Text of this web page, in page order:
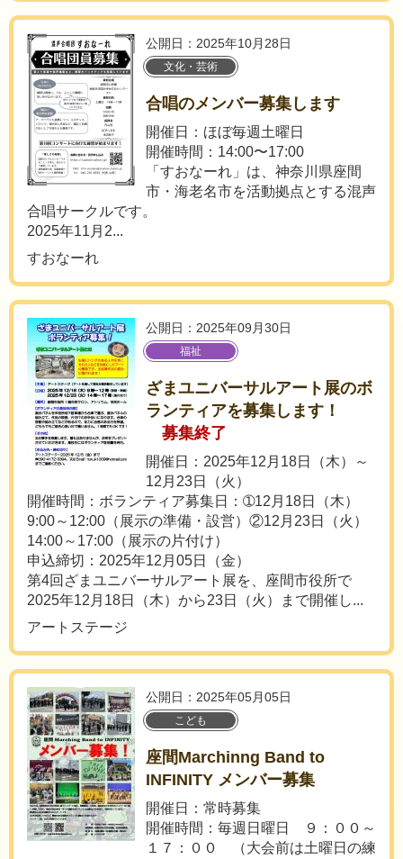
公開日：2025年10月28日
文化・芸術
合唱のメンバー募集します
開催日：ほぼ毎週土曜日
開催時間：14:00〜17:00
「すおなーれ」は、神奈川県座間
市・海老名市を活動拠点とする混声
合唱サークルです。
2025年11月2...
すおなーれ
公開日：2025年09月30日
福祉
ざまユニバーサルアート展のボ
ランティアを募集します！
募集終了
開催日：2025年12月18日（木）～
12月23日（火）
開催時間：ボランティア募集日：➀12月18日（木）
9:00～12:00（展示の準備・設営）②12月23日（火）
14:00～17:00（展示の片付け）
申込締切：2025年12月05日（金）
第4回ざまユニバーサルアート展を、座間市役所で
2025年12月18日（木）から23日（火）まで開催し...
アートステージ
公開日：2025年05月05日
こども
座間Marchinng Band to
INFINITY メンバー募集
開催日：常時募集
開催時間：毎週日曜日 ９：００～
１７：００ （大会前は土曜日の練